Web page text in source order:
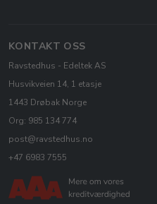
KONTAKT OSS
Ravstedhus - Edeltek AS
Husvikveien 14, 1 etasje
1443 Drøbak Norge
Org: 985 134 774
post@ravstedhus.no
+47 6983 7555